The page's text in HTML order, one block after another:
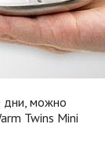
дни, можно
Twins Mini